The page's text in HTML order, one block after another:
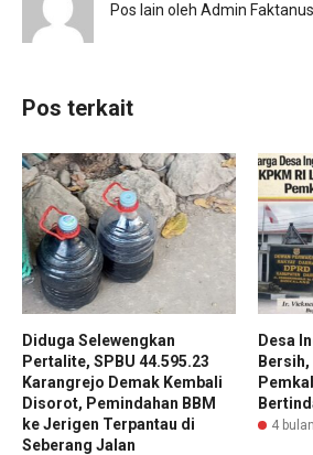
Pos lain oleh Admin
Pos terkait
Diduga Selewengkan
Pertalite, SPBU 44.595.23
Karangrejo Demak Kembali
Disorot, Pemindahan BBM
ke Jerigen Terpantau di
Seberang Jalan
Desa
Bersih,
4